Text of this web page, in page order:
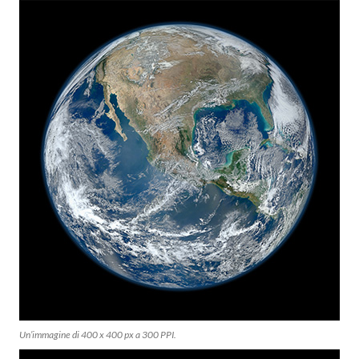
Un’immagine di 400 x 400 px a 300 PPI.